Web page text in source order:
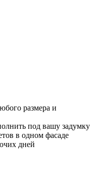
размера и
под вашу задумку
в одном фасаде
дней